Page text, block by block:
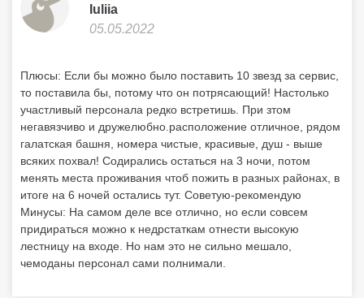
Iuliia
05.05.2022
Плюсы: Если бы можно было поставить 10 звезд за сервис,
то поставила бы, потому что он потрясающий! Настолько
участливый персонала редко встретишь. При зтом
негавязчиво и дружелюбно.расположение отличное, рядом
галатская башня, номера чистые, красивые, душ - выше
всяких похвал! Содирались остаться на 3 ночи, потом
менять места проживания чтоб пожить в разных районах, в
итоге на 6 ночей остались тут. Советую-рекомендую
Минусы: На самом деле все отлично, но если совсем
придираться можно к недрстаткам отнести высокую
лестницу на входе. Но нам это не сильно мешало,
чемоданы персонал сами полнимали.